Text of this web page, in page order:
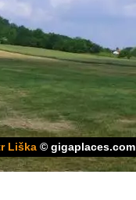
Liška © gigaplaces.com